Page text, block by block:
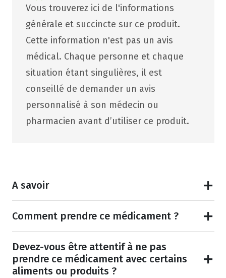
Vous trouverez ici de l'informations
générale et succincte sur ce produit.
Cette information n'est pas un avis
médical. Chaque personne et chaque
situation étant singulières, il est
conseillé de demander un avis
personnalisé à son médecin ou
pharmacien avant d’utiliser ce produit.
A savoir
Comment prendre ce médicament ?
Devez-vous être attentif à ne pas
prendre ce médicament avec certains
aliments ou produits ?